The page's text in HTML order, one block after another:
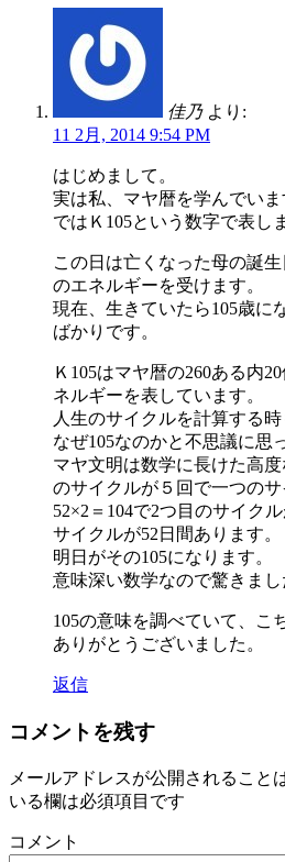
佳乃 より:
11 2月, 2014 9:54 PM
はじめまして。
実は私、マヤ暦を学んでい
ではＫ105という数字で表し
この日は亡くなった母の誕
のエネルギーを受けます。
現在、生きていたら105歳に
ばかりです。
Ｋ105はマヤ暦の260ある内
ネルギーを表しています。
人生のサイクルを計算する時
なぜ105なのかと不思議に思
マヤ文明は数学に長けた高
のサイクルが５回で一つのサ
52×2＝104で2つ目のサイク
サイクルが52日間あります。
明日がその105になります。
意味深い数学なので驚きまし
105の意味を調べていて、こ
ありがとうございました。
返信
コメントを残す
メールアドレスが公開されること
いる欄は必須項目です
コメント